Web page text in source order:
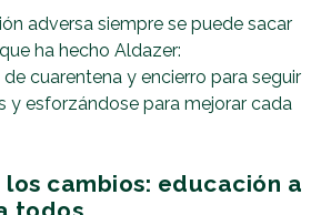
adversa siempre se puede sacar
ha hecho Aldazer:
cuarentena y encierro para seguir
y esforzándose para mejorar cada
cambios: educación a